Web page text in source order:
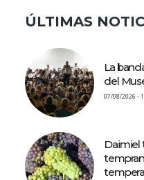
ÚLTIMAS
La
del
07/08/2026 -
Daimiel